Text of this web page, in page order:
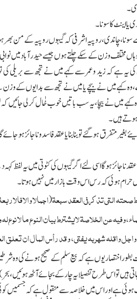
یا اینٹ کا سونا۔
اشرفی کہ گیہوں روپیہ کے من
مختلف وزن کے سکے چلتے ہوں جیسے حیدرآباد میں
یہ ہے کہ زید وعمر سے کہے میں نے تجھ سے
کہے میں نے بیچے یا میں نے تجھ سے بدایوں کے
کہے میں نے بیچا،یہ سب باتیں خوب خٰال کرلی
ہیں ۔
متفرق ہوگئے تو بنابنایا عقد فاسد وناجائز
ہوگا اسی لئے اگر گیہوں کی کٹوتی میں یہ لفظ
حرام ہوئی کہ رس اس وقت بازار میں نہیں ہوتا۔
صحتہ التی تذکر فی العقد سبعۃ(اجمالا
عن الخلاصۃ لایشترط بیان النوع ما لا نوع
واقلہ شہر بہ یفتی، و قد رأس المال انتعلق
بطور اختصار یوں ہے کہ بیع سلم کے صحیح ہونے کی وہ
ہیں تو اس طرح تفصیلا یہ چار کے بجائے آٹھ ہوئیں،
ہوئی ہے اور اس میں خلاصہ سے منقول ہے کہ جسمیں